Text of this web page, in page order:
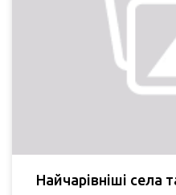
Найчарівніші села